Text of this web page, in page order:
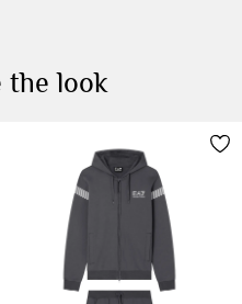
the look